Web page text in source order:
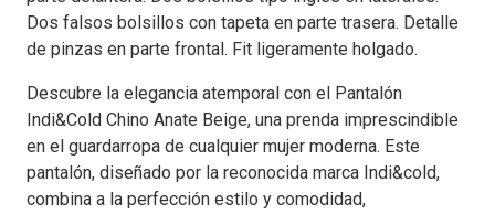
Dos falsos bolsillos con tapeta en parte trasera. Detalle
de pinzas en parte frontal. Fit ligeramente holgado.
Descubre la elegancia atemporal con el Pantalón
Indi&Cold Chino Anate Beige, una prenda imprescindible
en el guardarropa de cualquier mujer moderna. Este
pantalón, diseñado por la reconocida marca Indi&cold,
combina a la perfección estilo y comodidad,